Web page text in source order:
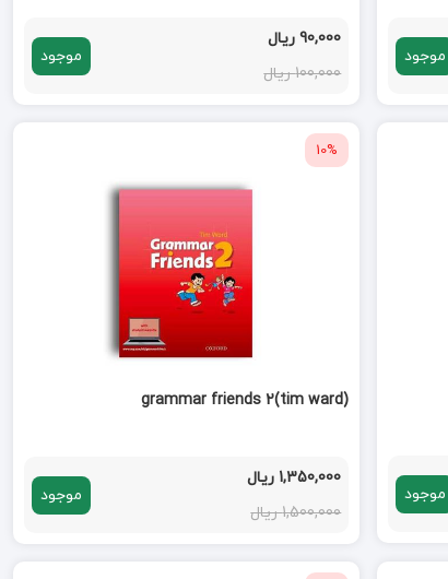
موجود
90,000 ریال
100,000 ریال
موجود
موجود
10%
grammar friends 2(tim ward)
1,350,000 ریال
1,500,000 ریال
موجود